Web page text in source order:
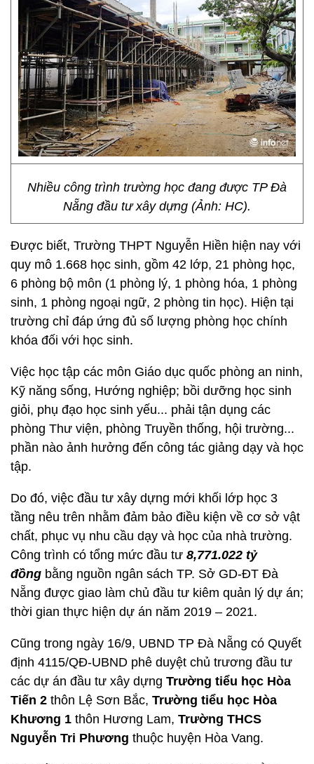
Nhiều công trình trường học đang được TP Đà
Nẵng đầu tư xây dựng (Ảnh: HC).
Được biết, Trường THPT Nguyễn Hiền hiện nay với
quy mô 1.668 học sinh, gồm 42 lớp, 21 phòng học,
6 phòng bộ môn (1 phòng lý, 1 phòng hóa, 1 phòng
sinh, 1 phòng ngoại ngữ, 2 phòng tin học). Hiện tại
trường chỉ đáp ứng đủ số lượng phòng học chính
khóa đối với học sinh.
Việc học tập các môn Giáo dục quốc phòng an ninh,
Kỹ năng sống, Hướng nghiệp; bồi dưỡng học sinh
giỏi, phụ đạo học sinh yếu... phải tận dụng các
phòng Thư viện, phòng Truyền thống, hội trường...
phần nào ảnh hưởng đến công tác giảng dạy và học
tập.
Do đó, việc đầu tư xây dựng mới khối lớp học 3
tầng nêu trên nhằm đảm bảo điều kiện về cơ sở vật
chất, phục vụ nhu cầu dạy và học của nhà trường.
Công trình có tổng mức đầu tư 8,771.022 tỷ
đồng bằng nguồn ngân sách TP. Sở GD-ĐT Đà
Nẵng được giao làm chủ đầu tư kiêm quản lý dự án;
thời gian thực hiện dự án năm 2019 – 2021.
Cũng trong ngày 16/9, UBND TP Đà Nẵng có Quyết
định 4115/QĐ-UBND phê duyệt chủ trương đầu tư
các dự án đầu tư xây dựng Trường tiểu học Hòa
Tiến 2 thôn Lệ Sơn Bắc, Trường tiểu học Hòa
Khương 1 thôn Hương Lam, Trường THCS
Nguyễn Tri Phương thuộc huyện Hòa Vang.